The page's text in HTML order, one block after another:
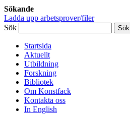
Sökande
Ladda upp arbetsprover/filer
Sök
Startsida
Aktuellt
Utbildning
Forskning
Bibliotek
Om Konstfack
Kontakta oss
In English